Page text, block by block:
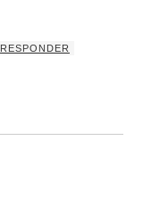
RESPONDER